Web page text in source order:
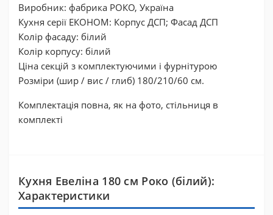
Виробник: фабрика РОКО, Україна
Кухня серії ЕКОНОМ: Корпус ДСП; Фасад ДСП
Колір фасаду: білий
Колір корпусу: білий
Ціна секцій з комплектуючими і фурнітурою
Розміри (шир / вис / глиб) 180/210/60 см.
Комплектація повна, як на фото, стільниця в
комплекті
Кухня Евеліна 180 см Роко (білий):
Характеристики